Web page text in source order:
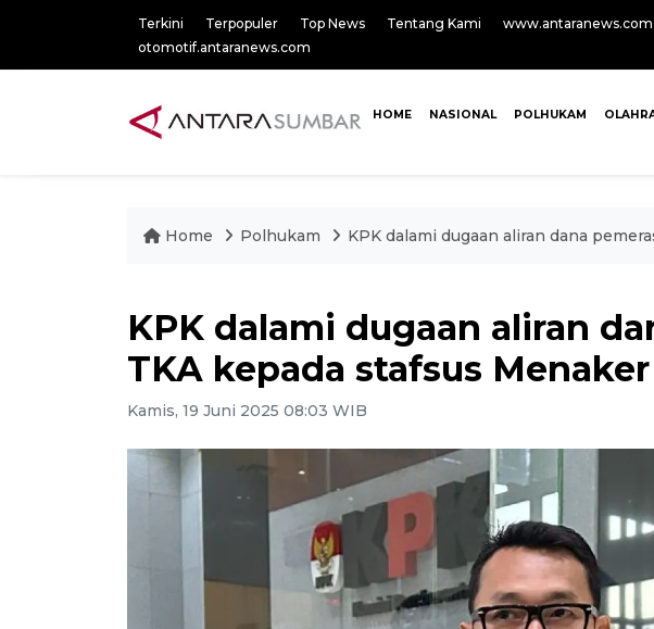
Terkini Terpopuler Top News Tentang Kami www.antaranews.com
otomotif.antaranews.com
HOME NASIONAL POLHUKAM
Home Polhukam KPK dalami dugaan aliran dana
KPK dalami dugaan aliran
TKA kepada stafsus Menaker
Kamis, 19 Juni 2025 08:03 WIB